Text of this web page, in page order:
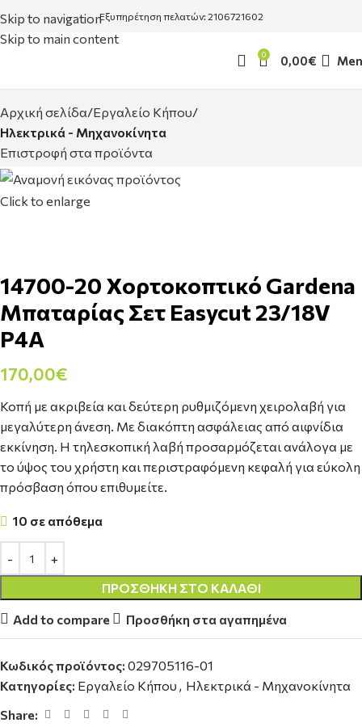
Skip to navigation
Skip to main content
Εξυπηρέτηση πελατών: 2106721602
0 0,00€
Αρχική σελίδα Εργαλείο Κήπου
Ηλεκτρικά - Μηχανοκίνητα
Επιστροφή στα προϊόντα
Click to enlarge
14700-20 Χορτοκοπτικό Gardena
Μπαταρίας Σετ Easycut 23/18V
P4A
170,00€
Κοπή με ακριβεία και δεύτερη ρυθμιζόμενη χειρολαβή για
μεγαλύτερη άνεση. Με διακόπτη ασφάλειας από αιφνίδια
εκκίνηση. Η τηλεσκοπική λαβή προσαρμόζεται ανάλογα με
το ύψος του χρήστη και περιστραφόμενη κεφαλή για εύκολη
πρόσβαση όπου επιθυμείτε.
10 σε απόθεμα
ΠΡΟΣΘΉΚΗ ΣΤΟ ΚΑΛΆΘΙ
Add to compare Προσθήκη στα αγαπημένα
Κωδικός προϊόντος: 029705116-01
Κατηγορίες: Εργαλείο Κήπου , Ηλεκτρικά - Μηχανοκίνητα
Share: